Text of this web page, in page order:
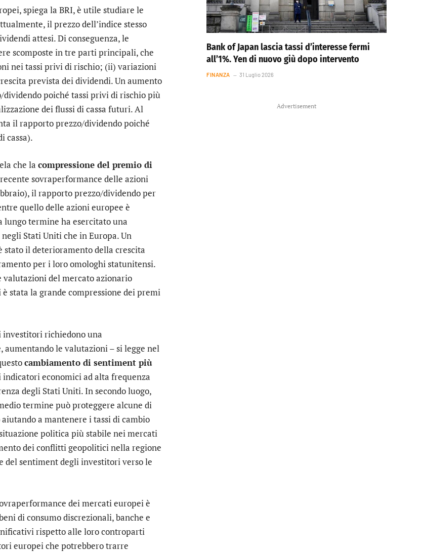
spiega la BRI, è utile studiare le
il prezzo dell’indice stesso
attesi. Di conseguenza, le
scomposte in tre parti principali, che
nei tassi privi di rischio; (ii) variazioni
prevista dei dividendi. Un aumento
poiché tassi privi di rischio più
dei flussi di cassa futuri. Al
il rapporto prezzo/dividendo poiché
cassa).
che la compressione del premio di
sovraperformance delle azioni
il rapporto prezzo/dividendo per
quello delle azioni europee è
lungo termine ha esercitato una
Stati Uniti che in Europa. Un
il deterioramento della crescita
per i loro omologhi statunitensi.
valutazioni del mercato azionario
stata la grande compressione dei premi
richiedono una
le valutazioni – si legge nel
cambiamento di sentiment più
economici ad alta frequenza
degli Stati Uniti. In secondo luogo,
termine può proteggere alcune di
a mantenere i tassi di cambio
politica più stabile nei mercati
dei conflitti geopolitici nella regione
del sentiment degli investitori verso le
dei mercati europei è
di consumo discrezionali, banche e
rispetto alle loro controparti
europei che potrebbero trarre
Bank of Japan lascia tassi d’interesse fermi
all’1%. Yen di nuovo giù dopo intervento
FINANZA 31 Luglio 2026
Advertisement